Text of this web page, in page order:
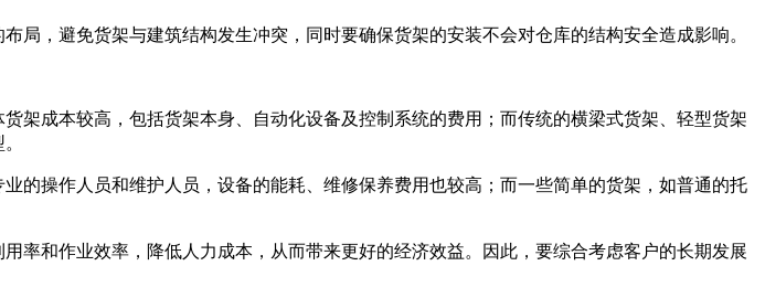
局，避免货架与建筑结构发生冲突，同时要确保货架的安装不会对仓库的结构安全造成影响。
架成本较高，包括货架本身、自动化设备及控制系统的费用；而传统的横梁式货架、轻型货架
的操作人员和维护人员，设备的能耗、维修保养费用也较高；而一些简单的货架，如普通的托
率和作业效率，降低人力成本，从而带来更好的经济效益。因此，要综合考虑客户的长期发展